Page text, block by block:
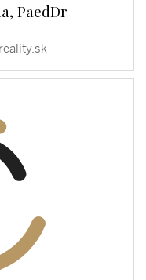
PaedDr